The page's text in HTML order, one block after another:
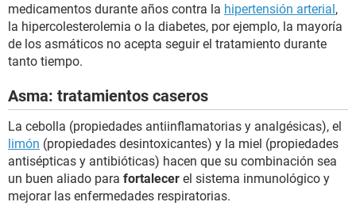
medicamentos durante años contra la hipertensión arterial,
la hipercolesterolemia o la diabetes, por ejemplo, la mayoría
de los asmáticos no acepta seguir el tratamiento durante
tanto tiempo.
Asma: tratamientos caseros
La cebolla (propiedades antiinflamatorias y analgésicas), el
limón (propiedades desintoxicantes) y la miel (propiedades
antisépticas y antibióticas) hacen que su combinación sea
un buen aliado para fortalecer el sistema inmunológico y
mejorar las enfermedades respiratorias.